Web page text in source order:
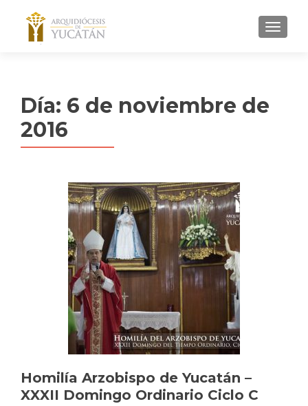
MENU
Día: 6 de noviembre de
2016
Homilía Arzobispo de Yucatán –
XXXII Domingo Ordinario Ciclo C